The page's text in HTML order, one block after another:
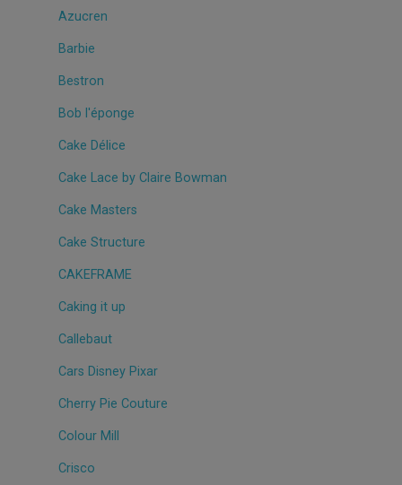
Azucren
Barbie
Bestron
Bob l'éponge
Cake Délice
Cake Lace by Claire Bowman
Cake Masters
Cake Structure
CAKEFRAME
Caking it up
Callebaut
Cars Disney Pixar
Cherry Pie Couture
Colour Mill
Crisco